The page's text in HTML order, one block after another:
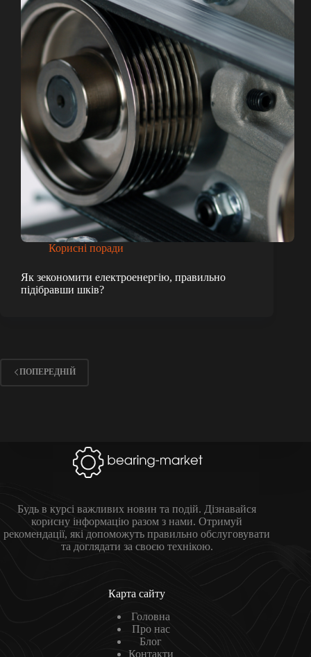
Корисні поради
Як зекономити електроенергію, правильно
підібравши шків?
ПОПЕРЕДНІЙ
Будь в курсі важливих новин та подій. Дізнавайся
корисну інформацію разом з нами. Отримуй
рекомендації, які допоможуть правильно обслуговувати
та доглядати за своєю технікою.
Карта сайту
Головна
Про нас
Блог
Контакти